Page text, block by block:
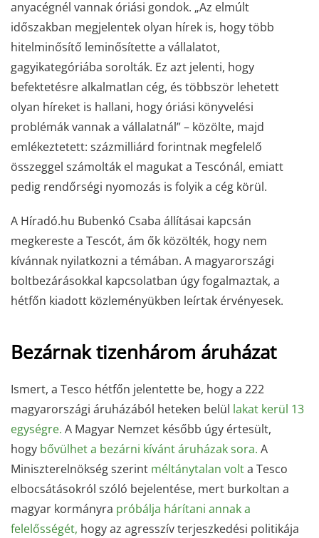
anyacégnél vannak óriási gondok. „Az elmúlt
időszakban megjelentek olyan hírek is, hogy több
hitelminősítő leminősítette a vállalatot,
gagyikategóriába sorolták. Ez azt jelenti, hogy
befektetésre alkalmatlan cég, és többször lehetett
olyan híreket is hallani, hogy óriási könyvelési
problémák vannak a vállalatnál” – közölte, majd
emlékeztetett: százmilliárd forintnak megfelelő
összeggel számolták el magukat a Tescónál, emiatt
pedig rendőrségi nyomozás is folyik a cég körül.
A Híradó.hu Bubenkó Csaba állításai kapcsán
megkereste a Tescót, ám ők közölték, hogy nem
kívánnak nyilatkozni a témában. A magyarországi
boltbezárásokkal kapcsolatban úgy fogalmaztak, a
hétfőn kiadott közleményükben leírtak érvényesek.
Bezárnak tizenhárom áruházat
Ismert, a Tesco hétfőn jelentette be, hogy a 222
magyarországi áruházából heteken belül lakat kerül 13
egységre. A Magyar Nemzet később úgy értesült,
hogy bővülhet a bezárni kívánt áruházak sora. A
Miniszterelnökség szerint méltánytalan volta Tesco
elbocsátásokról szóló bejelentése, mert burkoltan a
magyar kormányra próbálja hárítani annak a
felelősségét, hogy az agresszív terjeszkedési politikája